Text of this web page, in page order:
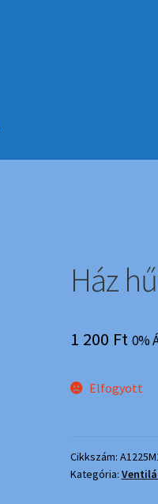
Ház
1 200 Ft 0%
Elfogyott
Cikkszám:
Kategória: